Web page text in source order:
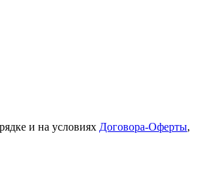
и на условиях Договора-Оферты,